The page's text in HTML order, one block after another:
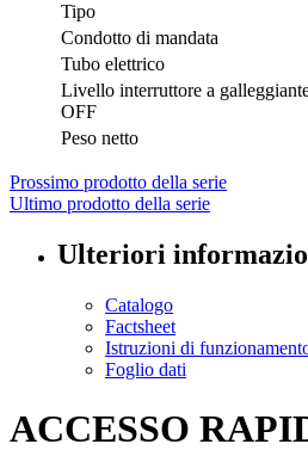
Tipo
Condotto di mandata
Tubo elettrico
Livello interruttore a
OFF
Peso netto
Prossimo prodotto della serie
Ultimo prodotto della serie
Ulteriori
Catalogo
Factsheet
Istruzioni di
Foglio dati
ACCESSO